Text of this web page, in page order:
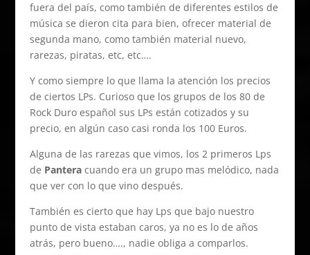
fuera del país, como también de diferentes estilos de
música se dieron cita para bien, ofrecer material de
segunda mano, como también material nuevo,
rarezas, piratas, etc, etc….
Y como siempre lo que llama la atención los precios
de ciertos LPs. Curioso que los grupos de los 80 de
Rock Duro español sus LPs están cotizados y su
precio, en algún caso casi ronda los 100 Euros.
Alguna de las rarezas que vimos, los 2 primeros Lps
de Panteracuando era un grupo mas melódico, nada
que ver con lo que vino después.
También es cierto que hay Lps que bajo nuestro
punto de vista estaban caros, ya no es lo de años
atrás, pero bueno…., nadie obliga a comparlos.